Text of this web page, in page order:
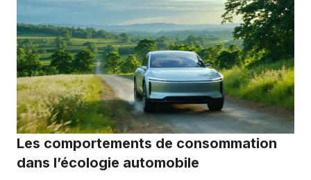
Les comportements de consommation
dans l’écologie automobile